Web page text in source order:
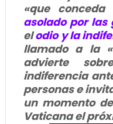
«que conceda
asolado por las
elodio y la
llamado a la «
advierte
indiferencia
personas e
un momento
Vaticana el